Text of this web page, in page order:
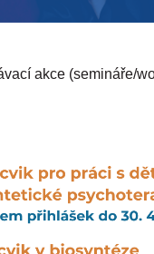
akce (semináře/